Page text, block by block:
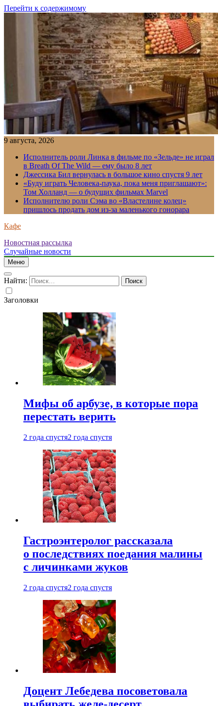
Перейти к содержимому
9 августа, 2026
Исполнитель роли Линка в фильме по «Зельде» не играл
в Breath Of The Wild — ему было 8 лет
Джессика Бил вернулась в большое кино спустя 9 лет
«Буду играть Человека-паука, пока меня приглашают»:
Том Холланд — о будущих фильмах Marvel
Исполнителю роли Сэма во «Властелине колец»
пришлось продать дом из-за маленького гонорара
Кафе
Новостная рассылка
Случайные новости
Меню
Найти:
Заголовки
Мифы об арбузе, в которые пора
перестать верить
2 года спустя2 года спустя
Гастроэнтеролог рассказала
о последствиях поедания малины
с личинками жуков
2 года спустя2 года спустя
Доцент Лебедева посоветовала